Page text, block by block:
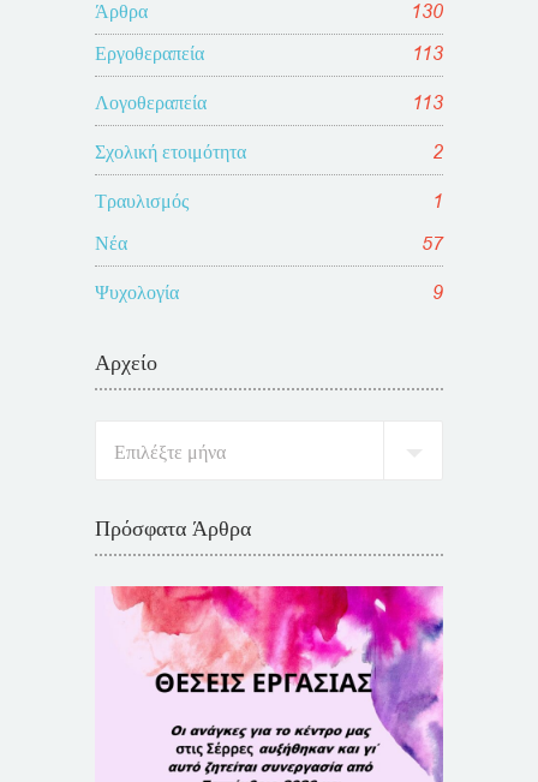
Άρθρα
130
Εργοθεραπεία
113
Λογοθεραπεία
113
Σχολική ετοιμότητα
2
Τραυλισμός
1
Νέα
57
Ψυχολογία
9
Αρχείο
Πρόσφατα Άρθρα